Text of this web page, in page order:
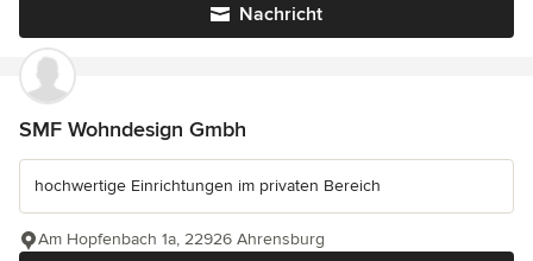
Nachricht
SMF Wohndesign Gmbh
hochwertige Einrichtungen im privaten Bereich
Am Hopfenbach 1a, 22926 Ahrensburg